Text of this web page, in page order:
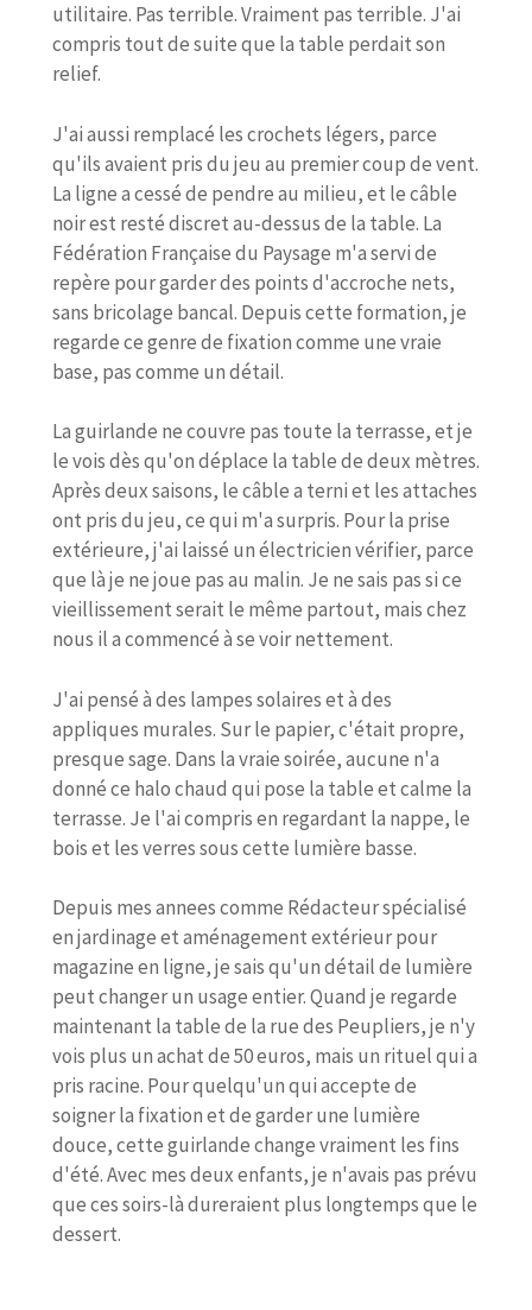
utilitaire. Pas terrible. Vraiment pas terrible. J'ai
compris tout de suite que la table perdait son
relief.
J'ai aussi remplacé les crochets légers, parce
qu'ils avaient pris du jeu au premier coup de vent.
La ligne a cessé de pendre au milieu, et le câble
noir est resté discret au-dessus de la table. La
Fédération Française du Paysage m'a servi de
repère pour garder des points d'accroche nets,
sans bricolage bancal. Depuis cette formation, je
regarde ce genre de fixation comme une vraie
base, pas comme un détail.
La guirlande ne couvre pas toute la terrasse, et je
le vois dès qu'on déplace la table de deux mètres.
Après deux saisons, le câble a terni et les attaches
ont pris du jeu, ce qui m'a surpris. Pour la prise
extérieure, j'ai laissé un électricien vérifier, parce
que là je ne joue pas au malin. Je ne sais pas si ce
vieillissement serait le même partout, mais chez
nous il a commencé à se voir nettement.
J'ai pensé à des lampes solaires et à des
appliques murales. Sur le papier, c'était propre,
presque sage. Dans la vraie soirée, aucune n'a
donné ce halo chaud qui pose la table et calme la
terrasse. Je l'ai compris en regardant la nappe, le
bois et les verres sous cette lumière basse.
Depuis mes annees comme Rédacteur spécialisé
en jardinage et aménagement extérieur pour
magazine en ligne, je sais qu'un détail de lumière
peut changer un usage entier. Quand je regarde
maintenant la table de la rue des Peupliers, je n'y
vois plus un achat de 50 euros, mais un rituel qui a
pris racine. Pour quelqu'un qui accepte de
soigner la fixation et de garder une lumière
douce, cette guirlande change vraiment les fins
d'été. Avec mes deux enfants, je n'avais pas prévu
que ces soirs-là dureraient plus longtemps que le
dessert.